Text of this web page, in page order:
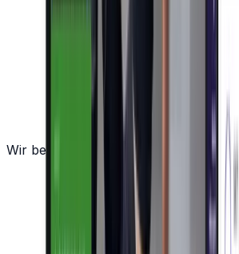
Wir beantworten gerne all Ihre Fragen!